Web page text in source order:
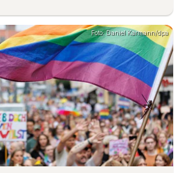
Foto: Daniel Karmann/dpa